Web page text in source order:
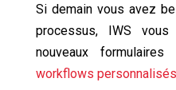
Si demain vous avez
processus, IWS
nouveaux
workflows personnalisés